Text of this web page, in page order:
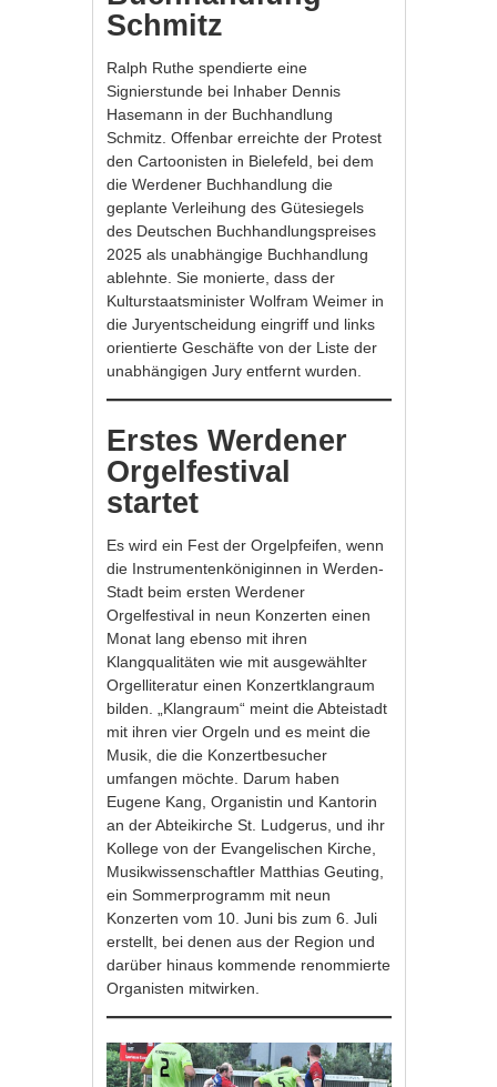
Schmitz
Ralph Ruthe spendierte eine
Signierstunde bei Inhaber Dennis
Hasemann in der Buchhandlung
Schmitz. Offenbar erreichte der Protest
den Cartoonisten in Bielefeld, bei dem
die Werdener Buchhandlung die
geplante Verleihung des Gütesiegels
des Deutschen Buchhandlungspreises
2025 als unabhängige Buchhandlung
ablehnte. Sie monierte, dass der
Kulturstaatsminister Wolfram Weimer in
die Juryentscheidung eingriff und links
orientierte Geschäfte von der Liste der
unabhängigen Jury entfernt wurden.
Erstes Werdener
Orgelfestival
startet
Es wird ein Fest der Orgelpfeifen, wenn
die Instrumentenköniginnen in Werden-
Stadt beim ersten Werdener
Orgelfestival in neun Konzerten einen
Monat lang ebenso mit ihren
Klangqualitäten wie mit ausgewählter
Orgelliteratur einen Konzertklangraum
bilden. „Klangraum“ meint die Abteistadt
mit ihren vier Orgeln und es meint die
Musik, die die Konzertbesucher
umfangen möchte. Darum haben
Eugene Kang, Organistin und Kantorin
an der Abteikirche St. Ludgerus, und ihr
Kollege von der Evangelischen Kirche,
Musikwissenschaftler Matthias Geuting,
ein Sommerprogramm mit neun
Konzerten vom 10. Juni bis zum 6. Juli
erstellt, bei denen aus der Region und
darüber hinaus kommende renommierte
Organisten mitwirken.